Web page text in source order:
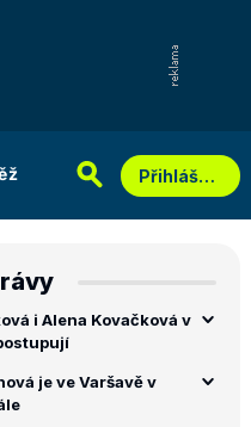
Přihlášení
i Alena Kovačková v
je ve Varšavě v